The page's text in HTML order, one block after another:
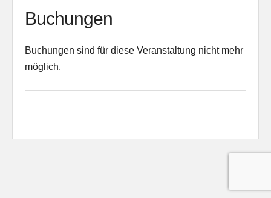
Buchungen
Buchungen sind für diese Veranstaltung nicht mehr
möglich.